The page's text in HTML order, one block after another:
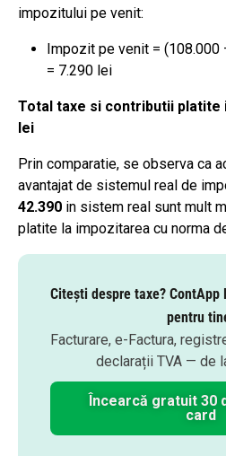
impozitului pe venit:
Impozit pe venit = (108.000
= 7.290 lei
Total taxe si contributii platite
lei
Prin comparatie, se observa ca
avantajat de sistemul real de
42.390 in sistem real sunt mult
platite la impozitarea cu norma
Citești despre taxe?
pentru
Facturare, e-Factura,
declarații TVA — de
Încearcă gratuit 30
card